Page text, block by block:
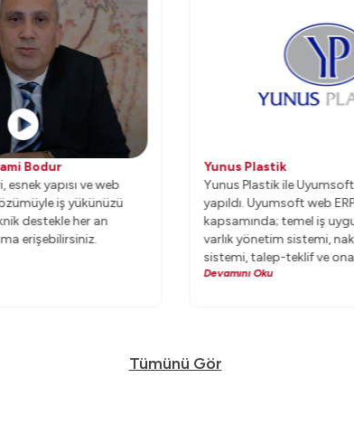
Bodur
yapısı ve web
iş yükünüzü
destekle her an
erişebilirsiniz.
Yunus Plastik
Yunus Plastik ile
yapıldı. Uyumsoft web
kapsamında; temel iş
varlık yönetim sistemi,
sistemi, talep-teklif ve
üretim yönetimi,
Devamını Oku
Tümünü Gör